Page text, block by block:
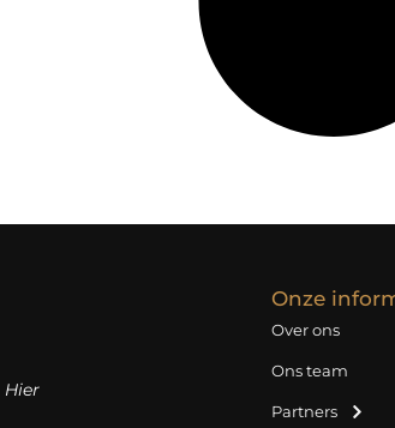
Hier
Onze
Over ons
Ons team
Partners